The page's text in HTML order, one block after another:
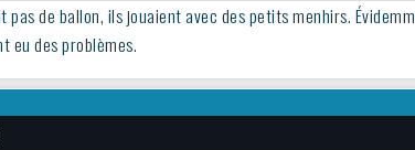
de ballon, ils jouaient avec des petits menhirs.
eu des problèmes.